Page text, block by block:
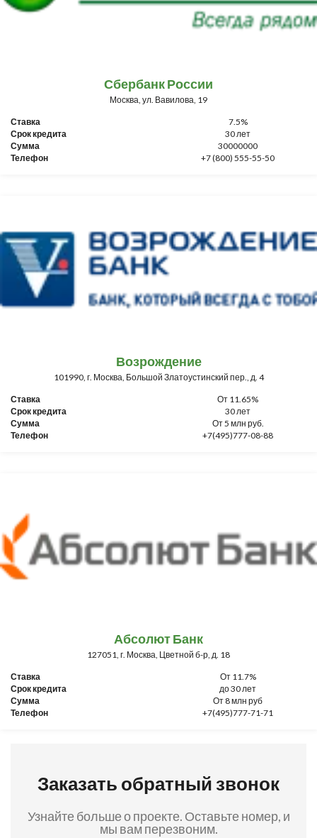
Сбербанк России
Москва, ул. Вавилова, 19
Ставка
7.5%
Срок кредита
30 лет
Сумма
30000000
Телефон
+7 (800) 555-55-50
Возрождение
101990, г. Москва, Большой Златоустинский пер., д. 4
Ставка
От 11.65%
Срок кредита
30 лет
Сумма
От 5 млн руб.
Телефон
+7(495)777-08-88
Абсолют Банк
127051, г. Москва, Цветной б-р, д. 18
Ставка
От 11.7%
Срок кредита
до 30 лет
Сумма
От 8 млн руб
Телефон
+7(495)777-71-71
Заказать обратный звонок
Узнайте больше о проекте. Оставьте номер, и
мы вам перезвоним.